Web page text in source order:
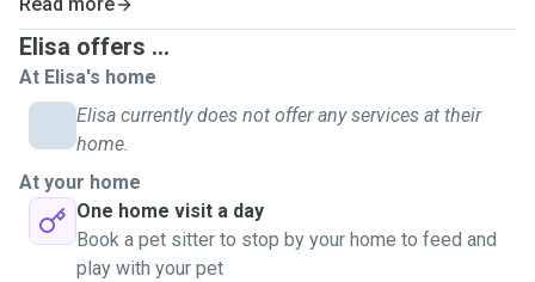
Elisa offers ...
At Elisa's home
Elisa currently does not offer any services at their
home.
At your home
One home visit a day
Book a pet sitter to stop by your home to feed and
play with your pet